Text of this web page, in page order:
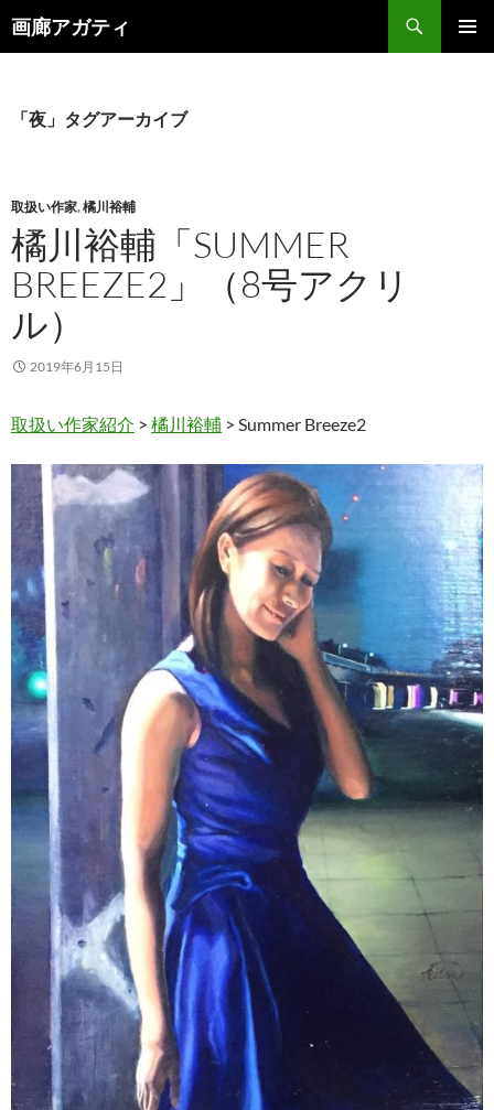
画廊アガティ
索
ン
キ
ッ
プ
「夜」タグアーカイブ
取扱い作家,橘川裕輔
橘川裕輔「SUMMER
BREEZE2」（8号アクリ
ル）
2019年6月15日
取扱い作家紹介 > 橘川裕輔 > Summer Breeze2